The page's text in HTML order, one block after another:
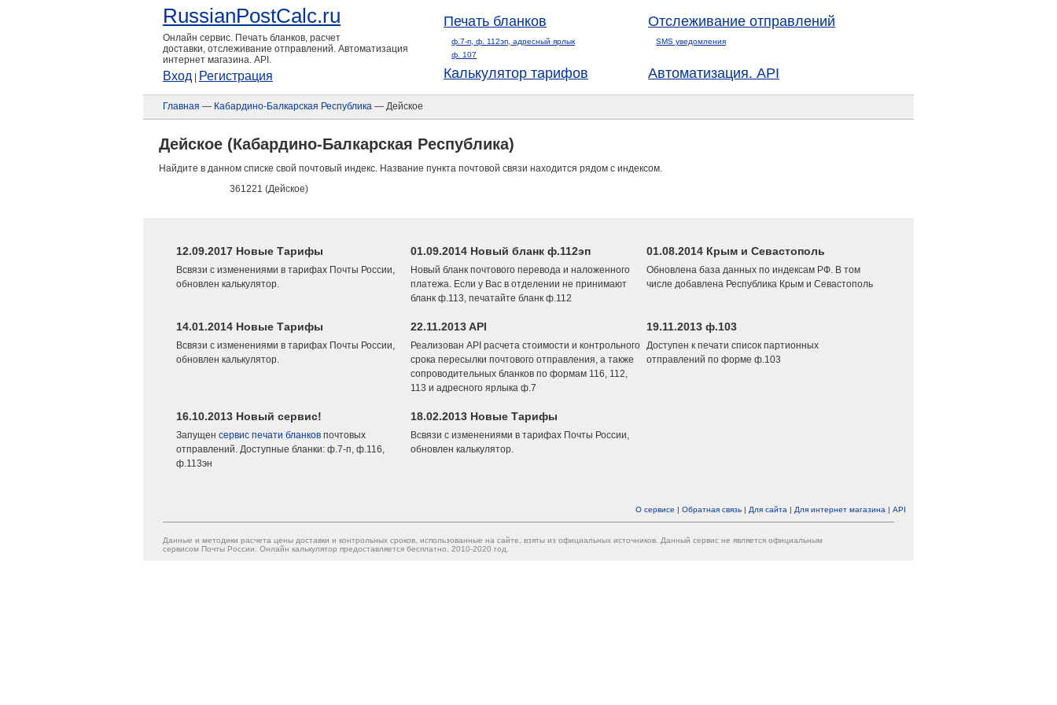
RussianPostCalc.ru
Онлайн сервис. Печать бланков, расчет
доставки, отслеживание отправлений. Автоматизация
интернет магазина. API.
Вход Регистрация
Печать бланков
ф.7-п, ф. 112эп, адресный ярлык
ф. 107
Отслеживание отправлений
SMS уведомления
Калькулятор тарифов Автоматизация. API
Главная — Кабардино-Балкарская Республика — Дейское
Дейское (Кабардино-Балкарская Республика)
Найдите в данном списке свой почтовый индекс. Название пункта почтовой связи находится рядом с индексом.
361221 (Дейское)
12.09.2017 Новые Тарифы
Всвязи с изменениями в тарифах Почты России,
обновлен калькулятор.
01.09.2014 Новый бланк ф.112эп
Новый бланк почтового перевода и наложенного
платежа. Если у Вас в отделении не принимают
бланк ф.113, печатайте бланк ф.112
01.08.2014 Крым и Севастополь
Обновлена база данных по индексам РФ. В том
числе добавлена Республика Крым и Севастополь
14.01.2014 Новые Тарифы
Всвязи с изменениями в тарифах Почты России,
обновлен калькулятор.
22.11.2013 API
Реализован API расчета стоимости и контрольного
срока пересылки почтового отправления, а также
сопроводительных бланков по формам 116, 112,
113 и адресного ярлыка ф.7
19.11.2013 ф.103
Доступен к печати список партионных
отправлений по форме ф.103
16.10.2013 Новый сервис!
Запущен сервис печати бланков почтовых
отправлений. Доступные бланки: ф.7-п, ф.116,
ф.113эн
18.02.2013 Новые Тарифы
Всвязи с изменениями в тарифах Почты России,
обновлен калькулятор.
О сервисе | Обратная связь | Для сайта | Для интернет магазина | API
Данные и методики расчета цены доставки и контрольных сроков, использованные на сайте, взяты из официальных источников. Данный сервис не является официальным
сервисом Почты России. Онлайн калькулятор предоставляется бесплатно. 2010-2020 год.